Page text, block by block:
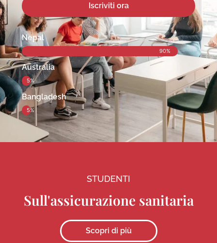
Iscriviti ora
Nepal
90%
Australia
5%
Bangladesh
5%
STUDENTI
Sull'assicurazione sanitaria
Scopri di più